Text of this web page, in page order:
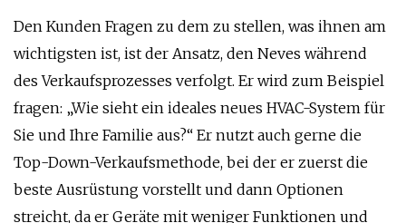
Den Kunden Fragen zu dem zu stellen, was ihnen am
wichtigsten ist, ist der Ansatz, den Neves während
des Verkaufsprozesses verfolgt. Er wird zum Beispiel
fragen: „Wie sieht ein ideales neues HVAC-System für
Sie und Ihre Familie aus?“ Er nutzt auch gerne die
Top-Down-Verkaufsmethode, bei der er zuerst die
beste Ausrüstung vorstellt und dann Optionen
streicht, da er Geräte mit weniger Funktionen und